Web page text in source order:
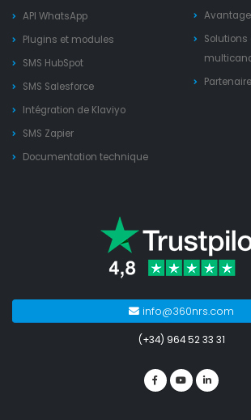
API WhatsApp
Plugins et modules
SMS HubSpot
SMS Salesforce
Intégration de Klaviyo
SMS Zapier
Documentation technique
info@360nrs.com
(+34) 964 52 33 31